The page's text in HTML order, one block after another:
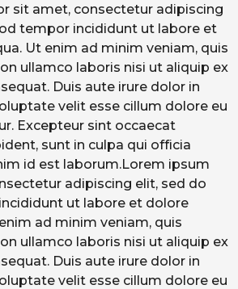
sit amet, consectetur adipiscing
tempor incididunt ut labore et
Ut enim ad minim veniam, quis
ullamco laboris nisi ut aliquip ex
Duis aute irure dolor in
velit esse cillum dolore eu
Excepteur sint occaecat
sunt in culpa qui officia
id est laborum.Lorem ipsum
adipiscing elit, sed do
ut labore et dolore
ad minim veniam, quis
ullamco laboris nisi ut aliquip ex
Duis aute irure dolor in
velit esse cillum dolore eu